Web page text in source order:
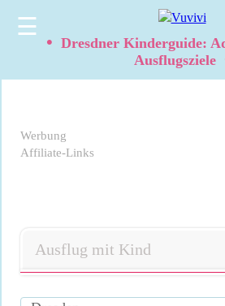
☰
• Dresdner Kinderguide:
Ausflugsziele
Werbung
Affiliate-Links
Ausflug mit Kind